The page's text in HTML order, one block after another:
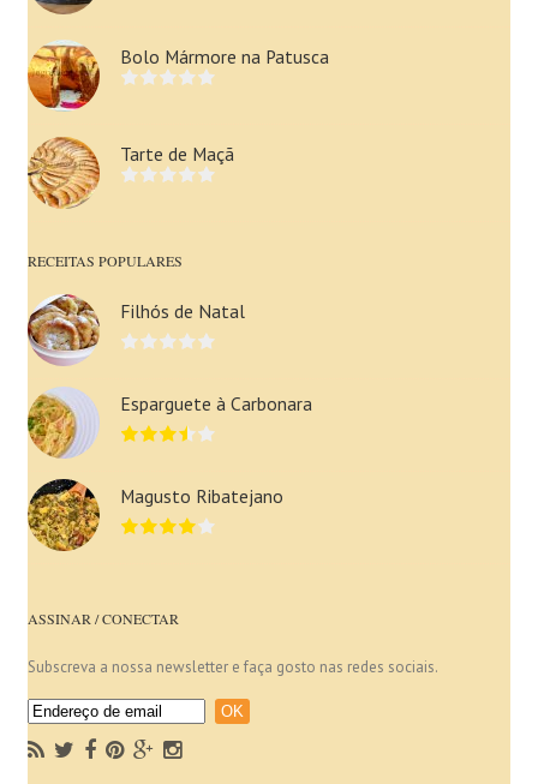
Bolo Mármore na Patusca
Tarte de Maçã
RECEITAS POPULARES
Filhós de Natal
Esparguete à Carbonara
Magusto Ribatejano
ASSINAR / CONECTAR
Subscreva a nossa newsletter e faça gosto nas redes sociais.